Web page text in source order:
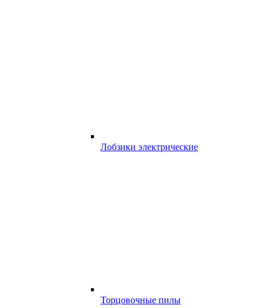
Лобзики электрические
Торцовочные пилы